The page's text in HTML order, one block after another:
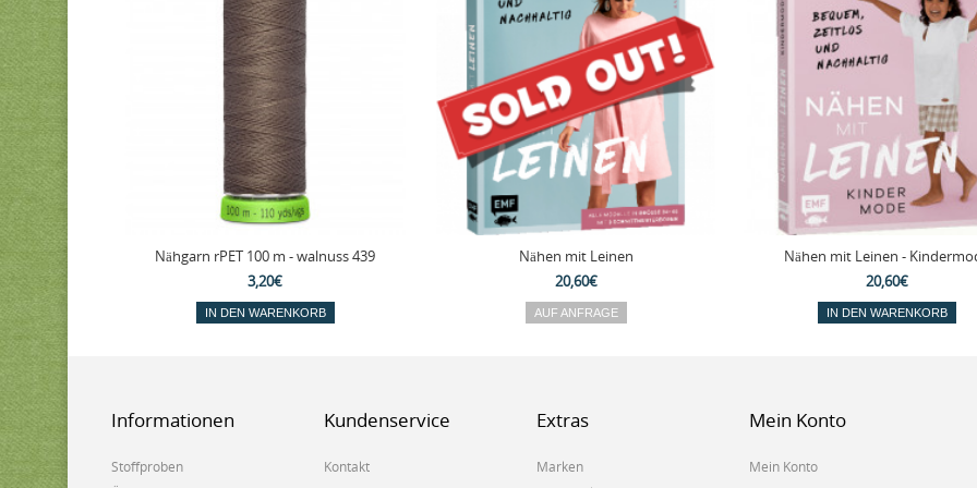
Nähgarn rPET 100 m - walnuss 439
3,20€
IN DEN WARENKORB
Nähen mit Leinen
20,60€
AUF ANFRAGE
Nähen mit Leinen -
20,60€
IN DEN WARENKORB
Informationen
Stoffproben
Kundenservice
Kontakt
Extras
Marken
Mein Konto
Mein Konto